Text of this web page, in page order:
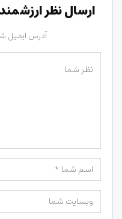
ارسال نظر
آدرس ایمیل